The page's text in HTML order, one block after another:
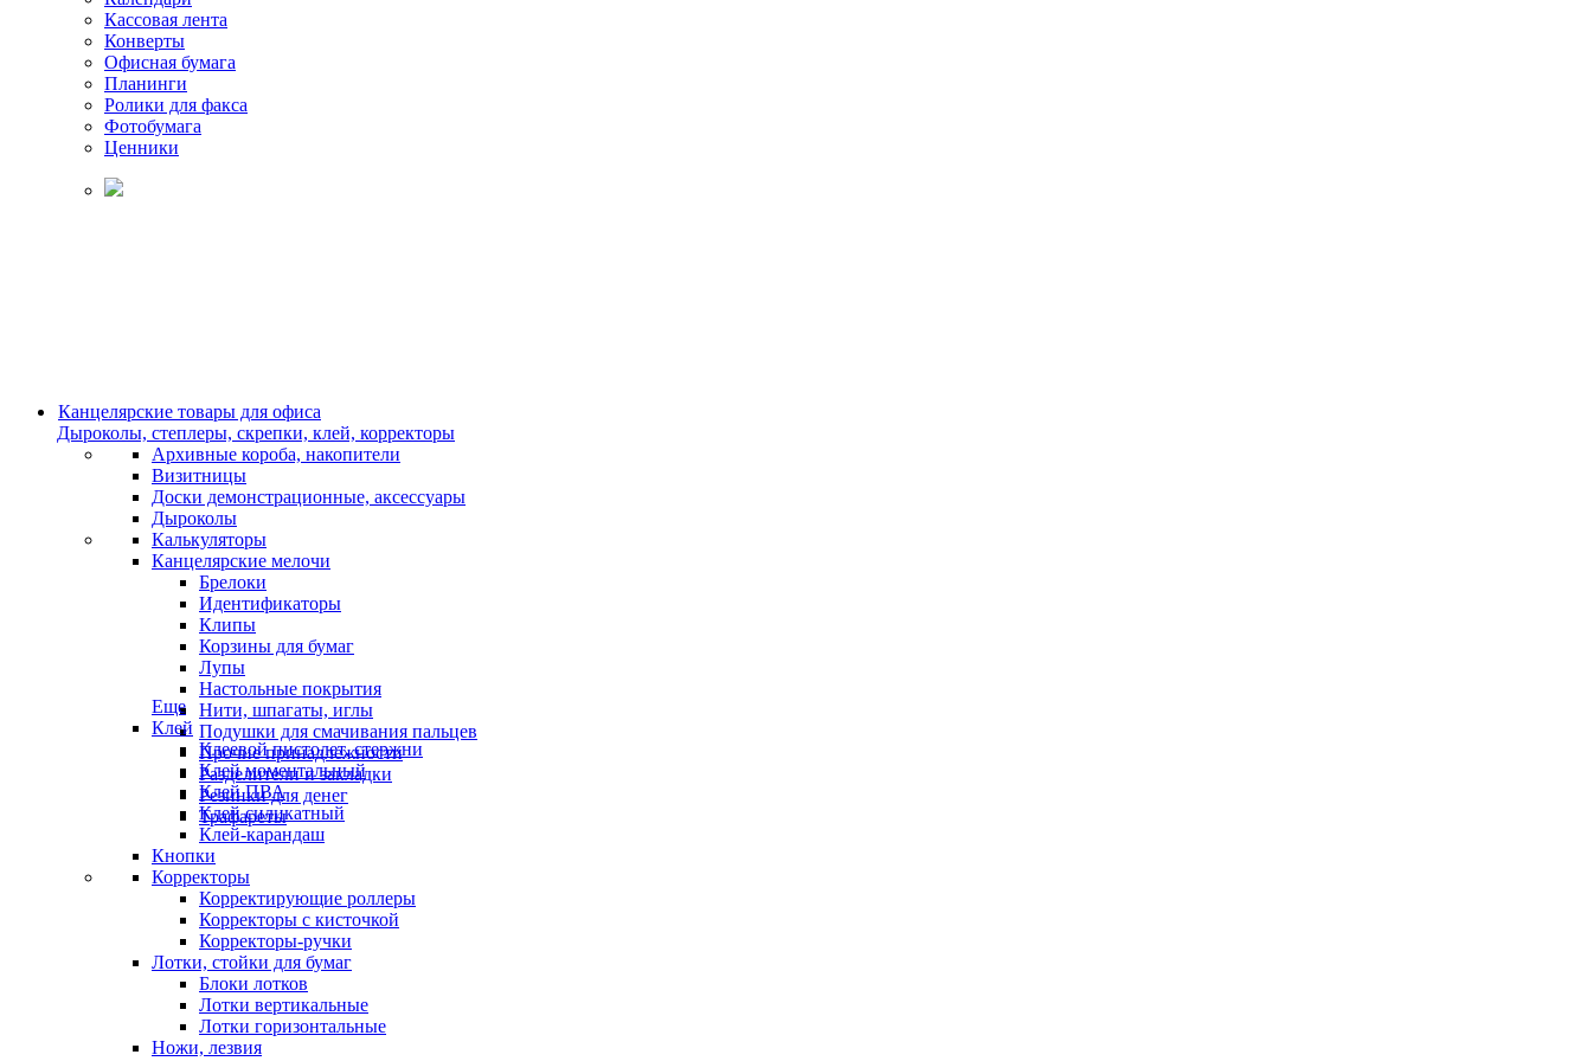
Кассовая лента
Конверты
Офисная бумага
Планинги
Ролики для факса
Фотобумага
Ценники
Канцелярские товары для офиса
Дыроколы, степлеры, скрепки, клей, корректоры
Архивные короба, накопители
Визитницы
Доски демонстрационные, аксессуары
Дыроколы
Калькуляторы
Канцелярские мелочи
Брелоки
Идентификаторы
Клипы
Корзины для бумаг
Лупы
Настольные покрытия
Нити, шпагаты, иглы
Подушки для смачивания пальцев
Прочие принадлежности
Разделители и закладки
Резинки для денег
Трафареты
Еще
Клей
Клеевой пистолет, стержни
Клей моментальный
Клей ПВА
Клей силикатный
Клей-карандаш
Кнопки
Корректоры
Корректирующие роллеры
Корректоры с кисточкой
Корректоры-ручки
Лотки, стойки для бумаг
Блоки лотков
Лотки вертикальные
Лотки горизонтальные
Ножи, лезвия